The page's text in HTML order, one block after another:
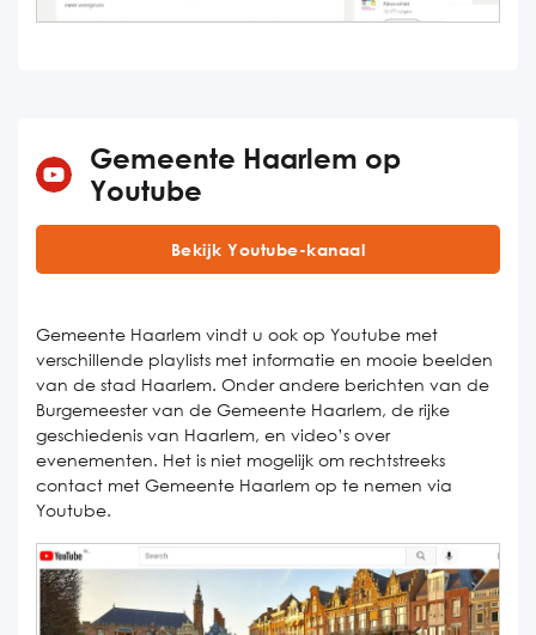
Gemeente Haarlem op
Youtube
Bekijk Youtube-kanaal
Gemeente Haarlem vindt u ook op Youtube met
verschillende playlists met informatie en mooie beelden
van de stad Haarlem. Onder andere berichten van de
Burgemeester van de Gemeente Haarlem, de rijke
geschiedenis van Haarlem, en video’s over
evenementen. Het is niet mogelijk om rechtstreeks
contact met Gemeente Haarlem op te nemen via
Youtube.